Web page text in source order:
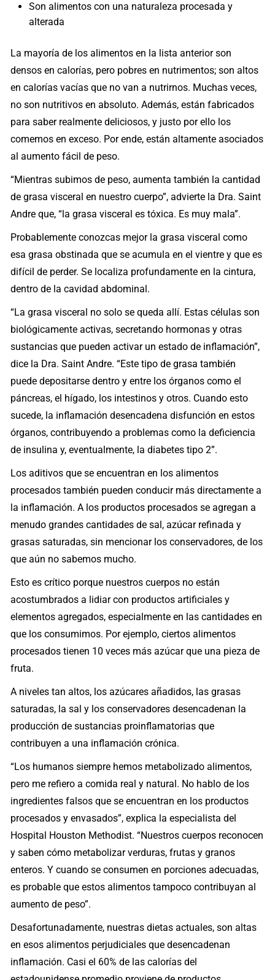
Son alimentos con una naturaleza procesada y
alterada
La mayoría de los alimentos en la lista anterior son
densos en calorías, pero pobres en nutrimentos; son altos
en calorías vacías que no van a nutrirnos. Muchas veces,
no son nutritivos en absoluto. Además, están fabricados
para saber realmente deliciosos, y justo por ello los
comemos en exceso. Por ende, están altamente asociados
al aumento fácil de peso.
“Mientras subimos de peso, aumenta también la cantidad
de grasa visceral en nuestro cuerpo”, advierte la Dra. Saint
Andre que, “la grasa visceral es tóxica. Es muy mala”.
Probablemente conozcas mejor la grasa visceral como
esa grasa obstinada que se acumula en el vientre y que es
difícil de perder. Se localiza profundamente en la cintura,
dentro de la cavidad abdominal.
“La grasa visceral no solo se queda allí. Estas células son
biológicamente activas, secretando hormonas y otras
sustancias que pueden activar un estado de inflamación”,
dice la Dra. Saint Andre. “Este tipo de grasa también
puede depositarse dentro y entre los órganos como el
páncreas, el hígado, los intestinos y otros. Cuando esto
sucede, la inflamación desencadena disfunción en estos
órganos, contribuyendo a problemas como la deficiencia
de insulina y, eventualmente, la diabetes tipo 2”.
Los aditivos que se encuentran en los alimentos
procesados también pueden conducir más directamente a
la inflamación. A los productos procesados se agregan a
menudo grandes cantidades de sal, azúcar refinada y
grasas saturadas, sin mencionar los conservadores, de los
que aún no sabemos mucho.
Esto es crítico porque nuestros cuerpos no están
acostumbrados a lidiar con productos artificiales y
elementos agregados, especialmente en las cantidades en
que los consumimos. Por ejemplo, ciertos alimentos
procesados tienen 10 veces más azúcar que una pieza de
fruta.
A niveles tan altos, los azúcares añadidos, las grasas
saturadas, la sal y los conservadores desencadenan la
producción de sustancias proinflamatorias que
contribuyen a una inflamación crónica.
“Los humanos siempre hemos metabolizado alimentos,
pero me refiero a comida real y natural. No hablo de los
ingredientes falsos que se encuentran en los productos
procesados y envasados”, explica la especialista del
Hospital Houston Methodist. “Nuestros cuerpos reconocen
y saben cómo metabolizar verduras, frutas y granos
enteros. Y cuando se consumen en porciones adecuadas,
es probable que estos alimentos tampoco contribuyan al
aumento de peso”.
Desafortunadamente, nuestras dietas actuales, son altas
en esos alimentos perjudiciales que desencadenan
inflamación. Casi el 60% de las calorías del